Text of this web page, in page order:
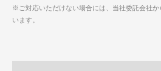
※ご対応いただけない場合には、当社委託会社
います。